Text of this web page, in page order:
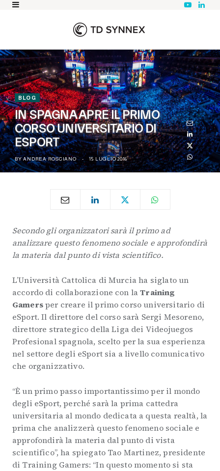
Y
b
L
d
I
n
BLOG
IN SPAGNA APRE IL PRIMO
CORSO UNIVERSITARIO DI
ESPORT
BY ANDREA ROSCIANO 15 LUGLIO 2016
Secondo gli organizzatori sarà il primo ad
analizzare questo fenomeno sociale e approfondirà
la materia dal punto di vista scientifico.
L’Università Cattolica di Murcia ha siglato un
accordo di collaborazione con laTraining
Gamersper creare il primo corso universitario di
eSport. Il direttore del corso sarà Sergi Mesoreno,
direttore strategico della Liga dei Videojuegos
Profesional spagnola, scelto per la sua esperienza
nel settore degli eSport sia a livello comunicativo
che organizzativo.
“È un primo passo importantissimo per il mondo
degli eSport, perché sarà la prima cattedra
universitaria al mondo dedicata a questa realtà, la
prima che analizzerà questo fenomeno sociale e
approfondirà la materia dal punto di vista
scientifico”, ha spiegato Tao Martinez, presidente
di Training Gamers: “In questo momento si sta